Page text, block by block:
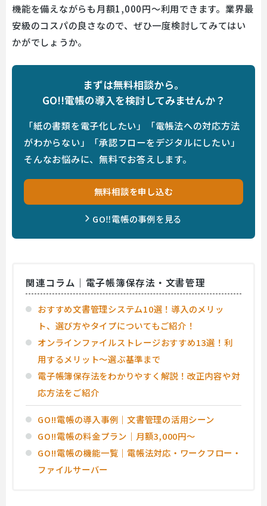
機能を備えながらも月額1,000円～利用できます。業界最
安級のコスパの良さなので、ぜひ一度検討してみてはい
かがでしょうか。
まずは無料相談から。
GO!!電帳の導入を検討してみませんか？
「紙の書類を電子化したい」「電帳法への対応方法
がわからない」「承認フローをデジタルにしたい」
そんなお悩みに、無料でお答えします。
無料相談を申し込む
GO‼電帳の事例を見る
関連コラム｜電子帳簿保存法・文書管理
おすすめ文書管理システム10選！導入のメリッ
ト、選び方やタイプについてもご紹介！
オンラインファイルストレージおすすめ13選！利
用するメリット～選ぶ基準まで
電子帳簿保存法をわかりやすく解説！改正内容や対
応方法をご紹介
GO!!電帳の導入事例｜文書管理の活用シーン
GO!!電帳の料金プラン｜月額3,000円～
GO!!電帳の機能一覧｜電帳法対応・ワークフロー・
ファイルサーバー